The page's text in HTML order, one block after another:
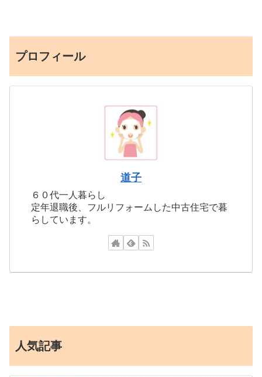
プロフィール
道子
６０代一人暮らし
定年退職後、フルリフォームした中古住宅で暮
らしています。
人気記事